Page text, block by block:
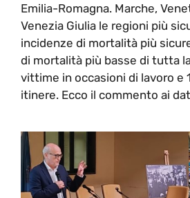
Emilia-Romagna. Marche,
Venezia Giulia le regioni più
incidenze di mortalità più
di mortalità più basse di tutta
vittime in occasioni di lavoro e
itinere. Ecco il commento ai